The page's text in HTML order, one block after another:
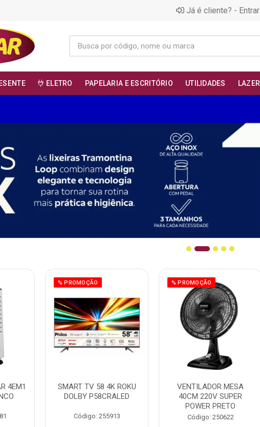
Já é cliente? - Entrar
ELETRO PAPELARIA E ESCRITÓRIO UTILIDADES LAZER
4EM1
% PROMOÇÃO
SMART TV 58 4K ROKU
DOLBY P58CRALED
Código: 255913
% PROMOÇÃO
VENTILADOR MESA
40CM 220V SUPER
POWER PRETO
Código: 250622